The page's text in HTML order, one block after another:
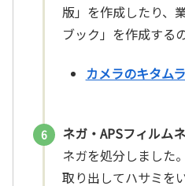
版」を作成したり、
ブック」を作成する
カメラのキタムラ
ネガ・APSフィルム
ネガを処分しました
取り出してハサミを